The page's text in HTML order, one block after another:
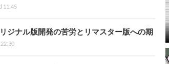
11:45
ジナル版開発の苦労とリマスター版への期
22:30